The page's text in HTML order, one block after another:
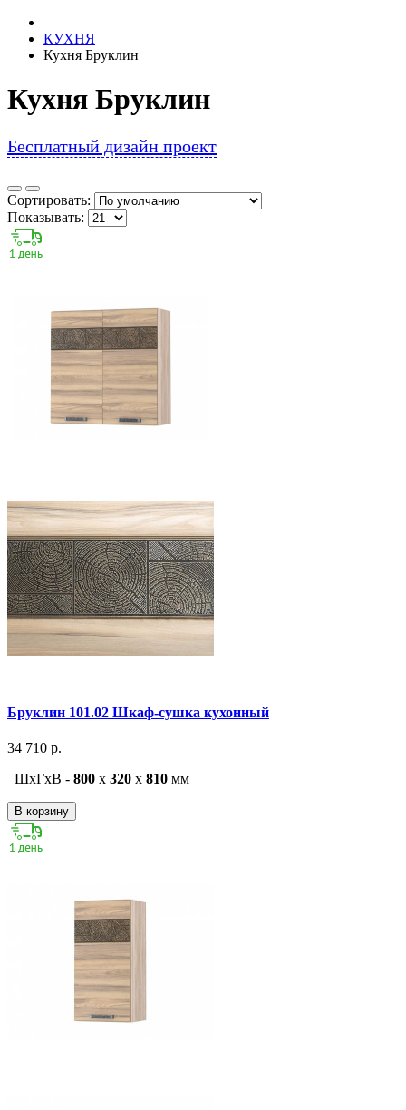
КУХНЯ
Кухня Бруклин
Кухня Бруклин
Бесплатный дизайн проект
Сортировать:
Показывать:
Бруклин 101.02 Шкаф-сушка кухонный
34 710 р.
ШxГxВ - 800 x 320 x 810 мм
В корзину